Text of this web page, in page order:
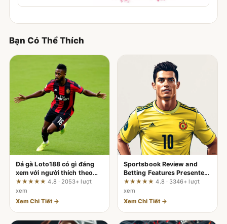
Bạn Có Thể Thích
Đá gà Loto188 có gì đáng
xem với người thích theo
dõi trận nhanh
★★★★★4.8 · 2053+ lượt
xem
Xem Chi Tiết →
Sportsbook Review and
Betting Features Presented
by st666.acto – A Critical
Look at the Claims
★★★★★4.8 · 3346+ lượt
xem
Xem Chi Tiết →